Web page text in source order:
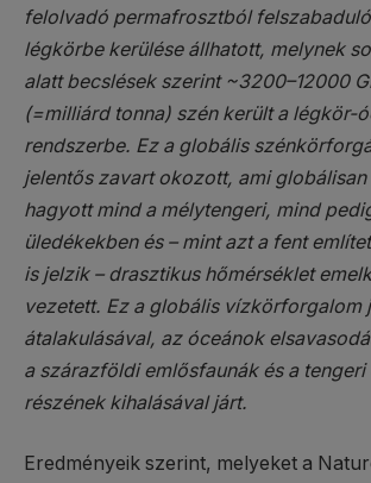
felolvadó permafrosztból
légkörbe kerülése állhatott, melynek
alatt becslések szerint ~3200–12000
(=milliárd tonna) szén került a légkör-
rendszerbe. Ez a globális
jelentős zavart okozott, ami
hagyott mind a mélytengeri, mind
üledékekben és – mint azt a fent
is jelzik – drasztikus hőmérséklet
vezetett. Ez a globális vízkörforgalom
átalakulásával, az óceánok
a szárazföldi emlősfaunák és a
részének kihalásával járt.
Eredményeik szerint, melyeket a